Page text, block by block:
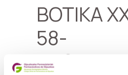
BOTIKA
58-
NEGUA/